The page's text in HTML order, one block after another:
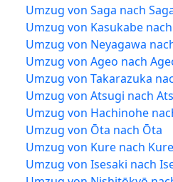
Umzug von Saga nach
Umzug von Kasukabe
Umzug von Neyagawa
Umzug von Ageo nach
Umzug von Takarazuka
Umzug von Atsugi nach
Umzug von Hachinohe
Umzug von Ōta nach Ōta
Umzug von Kure nach Kure
Umzug von Isesaki nach